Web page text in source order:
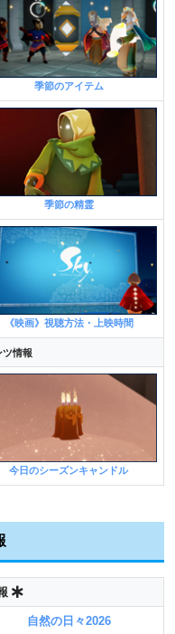
季節のアイテム
季節の精霊
《映画》視聴方法・上映時間
情報
今日のシーズンキャンドル
自然の日々2026